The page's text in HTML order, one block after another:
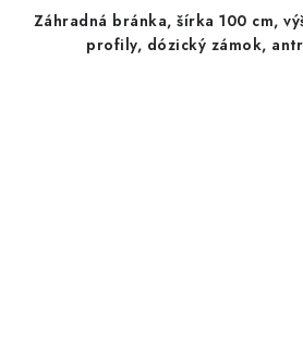
Záhradná bránka, šírka 100 cm,
profily, dózický zámok,